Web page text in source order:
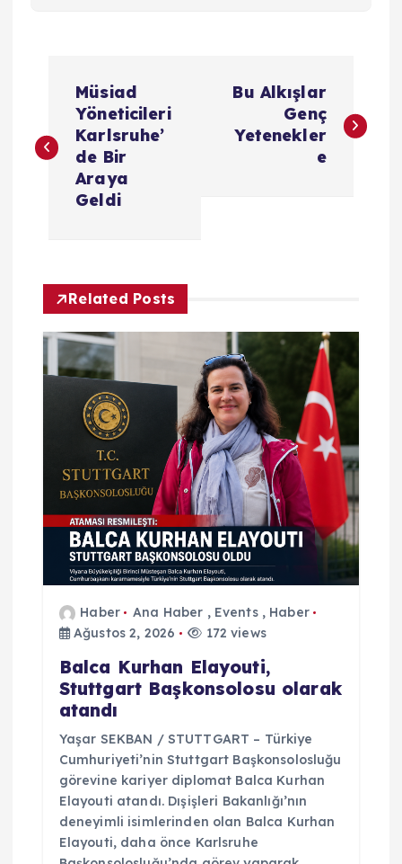
z
e
z
m
e
Müsiad
Yöneticileri
Karlsruhe’
de Bir
Araya
Geldi
Bu Alkışlar
Genç
Yetenekler
e
Related Posts
Haber Ana Haber , Events, Haber
Ağustos 2, 2026
172 views
Balca Kurhan Elayouti,
Stuttgart Başkonsolosu olarak
atandı
Yaşar SEKBAN / STUTTGART – Türkiye
Cumhuriyeti’nin Stuttgart Başkonsolosluğu
görevine kariyer diplomat Balca Kurhan
Elayouti atandı. Dışişleri Bakanlığı’nın
deneyimli isimlerinden olan Balca Kurhan
Elayouti, daha önce Karlsruhe